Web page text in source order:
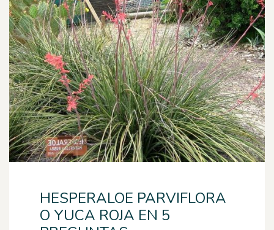
HESPERALOE PARVIFLORA
O YUCA ROJA EN 5